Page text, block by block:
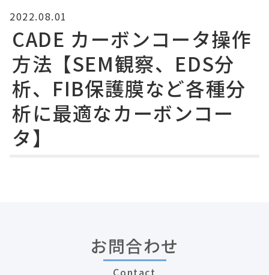
2022.08.01
CADE カーボンコータ操作
方法【SEM観察、EDS分
析、FIB保護膜など各種分
析に最適なカーボンコー
タ】
お問合わせ
Contact